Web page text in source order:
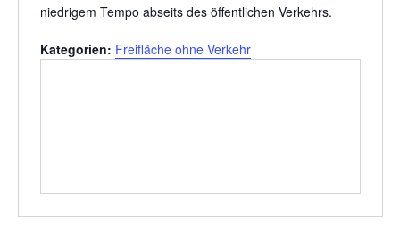
niedrigem Tempo abseits des öffentlichen Verkehrs.
Kategorien: Freifläche ohne Verkehr